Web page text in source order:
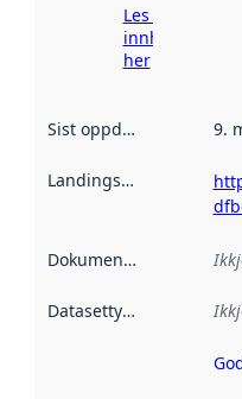
Les meir om
innhenting
her
Sist oppdatert 9.
Landingsside
Dokumentasjon
Datasettype